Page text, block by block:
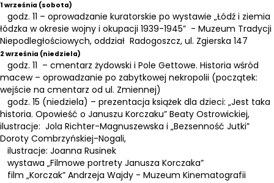
1 września (sobota)
godz. 11 – oprowadzanie kuratorskie po wystawie „Łódź i ziemia
łódzka w okresie wojny i okupacji 1939-1945” - Muzeum Tradycji
Niepodległościowych, oddział Radogoszcz, ul. Zgierska 147
2 września (niedziela)
godz. 11 – cmentarz żydowski i Pole Gettowe. Historia wśród
macew – oprowadzanie po zabytkowej nekropolii (początek:
wejście na cmentarz od ul. Zmiennej)
godz. 15 (niedziela) – prezentacja książek dla dzieci: „Jest taka
historia. Opowieść o Januszu Korczaku” Beaty Ostrowickiej,
ilustracje: Jola Richter-Magnuszewska i „Bezsenność Jutki”
Doroty Combrzyńskiej-Nogali,
ilustracje: Joanna Rusinek
wystawa „Filmowe portrety Janusza Korczaka”
film „Korczak” Andrzeja Wajdy - Muzeum Kinematografii